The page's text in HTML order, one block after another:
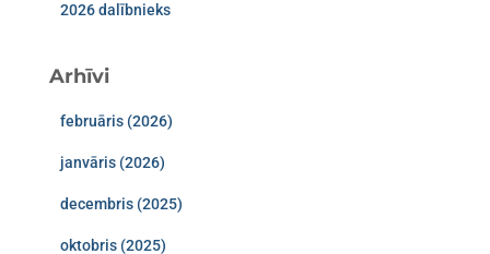
2026 dalībnieks
Arhīvi
februāris (2026)
janvāris (2026)
decembris (2025)
oktobris (2025)